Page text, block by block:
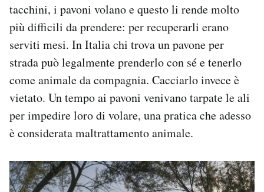
tacchini, i pavoni volano e questo li rende molto
più difficili da prendere: per recuperarli erano
serviti mesi. In Italia chi trova un pavone per
strada può legalmente prenderlo con sé e tenerlo
come animale da compagnia. Cacciarlo invece è
vietato. Un tempo ai pavoni venivano tarpate le ali
per impedire loro di volare, una pratica che adesso
è considerata maltrattamento animale.